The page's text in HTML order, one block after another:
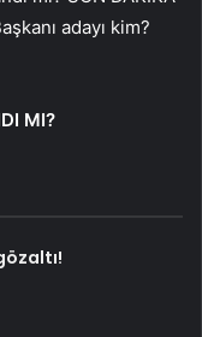
adayı kim?
MI?